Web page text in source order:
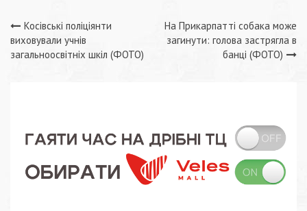
Навігація
записів
Косівські поліціянти
виховували учнів
загальноосвітніх шкіл (ФОТО)
На Прикарпатті собака може
загинути: голова застрягла в
банці (ФОТО)